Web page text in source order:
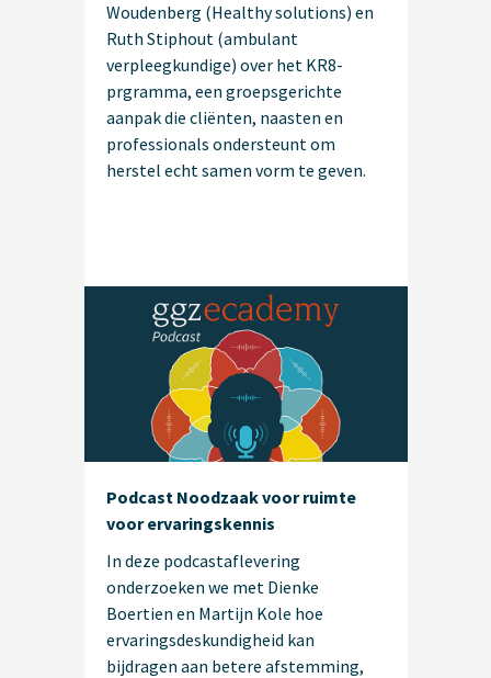
Woudenberg (Healthy solutions) en
Ruth Stiphout (ambulant
verpleegkundige) over het KR8-
prgramma, een groepsgerichte
aanpak die cliënten, naasten en
professionals ondersteunt om
herstel echt samen vorm te geven.
Podcast Noodzaak voor ruimte
voor ervaringskennis
In deze podcastaflevering
onderzoeken we met Dienke
Boertien en Martijn Kole hoe
ervaringsdeskundigheid kan
bijdragen aan betere afstemming,